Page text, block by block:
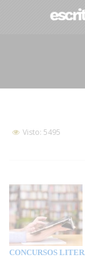
Visto: 5495
CONCURSOS